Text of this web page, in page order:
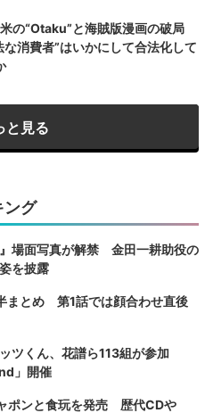
の“Otaku”と海賊版漫画の破局
消費者”はいかにして合法化して
と見る
ング
場面写真が解禁 金田一耕助役の
を披露
まとめ 第1話では顔合わせ直後
ツくん、花譜ら113組が参加
」開催
ポンと食玩を発売 歴代CDや